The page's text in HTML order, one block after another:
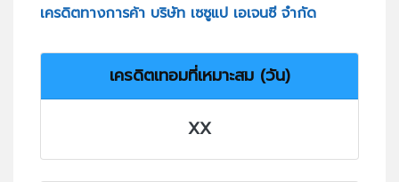
เครดิตทางการค้า บริษัท เซซูแป เอเจนซี จำกัด
เครดิตเทอมที่เหมาะสม (วัน)
XX